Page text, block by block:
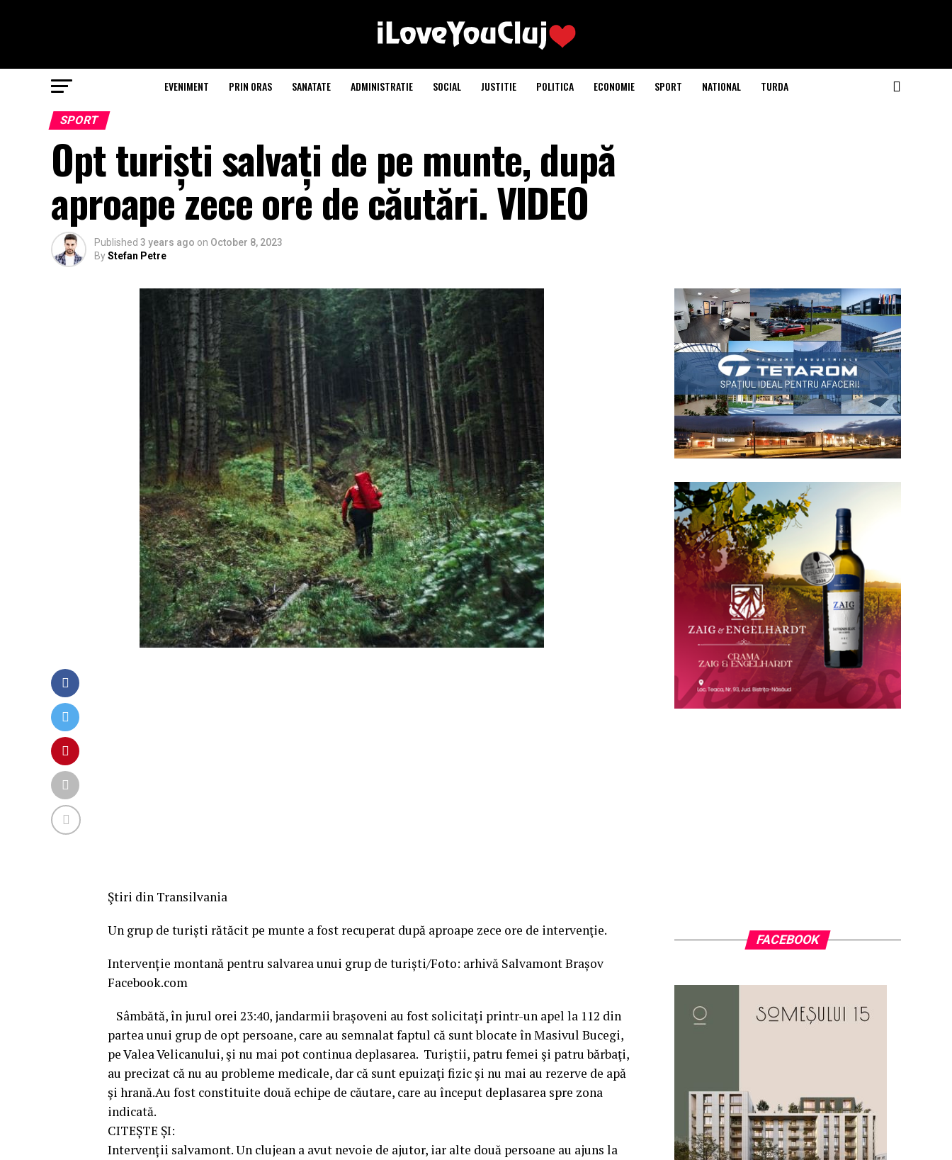
EVENIMENT PRIN ORAS SANATATE ADMINISTRATIE SOCIAL JUSTITIE POLITICA ECONOMIE SPORT NATIONAL TURDA
SPORT
Opt turiști salvați de pe munte, după
aproape zece ore de căutări. VIDEO
Published 3 years ago on October 8, 2023
ByStefan Petre
Ştiri din Transilvania
Un grup de turiști rătăcit pe munte a fost recuperat după aproape zece ore de intervenţie.
Intervenție montană pentru salvarea unui grup de turiști/Foto: arhivă Salvamont Brașov
Facebook.com
Sâmbătă, în jurul orei 23:40, jandarmii brașoveni au fost solicitați printr-un apel la 112 din
partea unui grup de opt persoane, care au semnalat faptul că sunt blocate în Masivul Bucegi,
pe Valea Velicanului, şi nu mai pot continua deplasarea. Turiştii, patru femei şi patru bărbaţi,
au precizat că nu au probleme medicale, dar că sunt epuizaţi fizic şi nu mai au rezerve de apă
şi hrană.Au fost constituite două echipe de căutare, care au început deplasarea spre zona
indicată.
CITEȘTE ȘI:
Intervenții salvamont. Un clujean a avut nevoie de ajutor, iar alte două persoane au ajuns la
FACEBOOK